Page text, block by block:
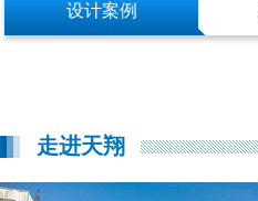
设计案例
走进天翔